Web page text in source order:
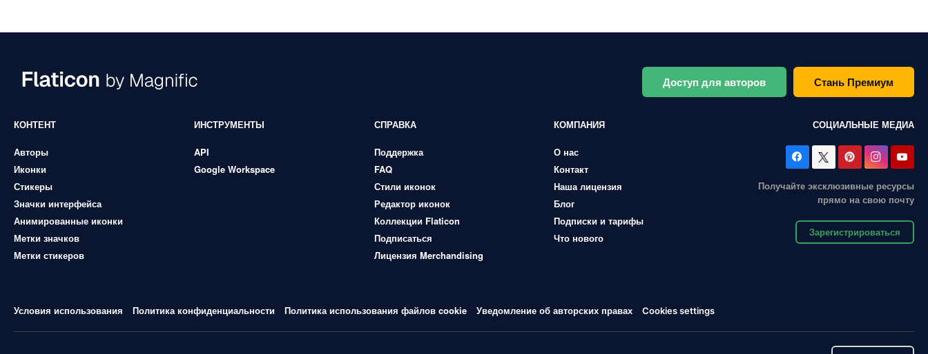
Доступ для авторов Стань Премиум
КОНТЕНТ
Авторы
Иконки
Стикеры
Значки интерфейса
Анимированные иконки
Метки значков
Метки стикеров
ИНСТРУМЕНТЫ
API
Google Workspace
СПРАВКА
Поддержка
FAQ
Стили иконок
Редактор иконок
Коллекции Flaticon
Подписаться
Лицензия Merchandising
КОМПАНИЯ
О нас
Контакт
Наша лицензия
Блог
Подписки и тарифы
Что нового
СОЦИАЛЬНЫЕ МЕДИА
Получайте эксклюзивные ресурсы
прямо на свою почту
Зарегистрироваться
Условия использования Политика конфиденциальности Политика использования файлов cookie Уведомление об авторских правах Cookies settings